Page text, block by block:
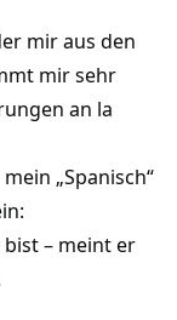
mir aus den
mir sehr
an la
„Spanisch“
– meint er